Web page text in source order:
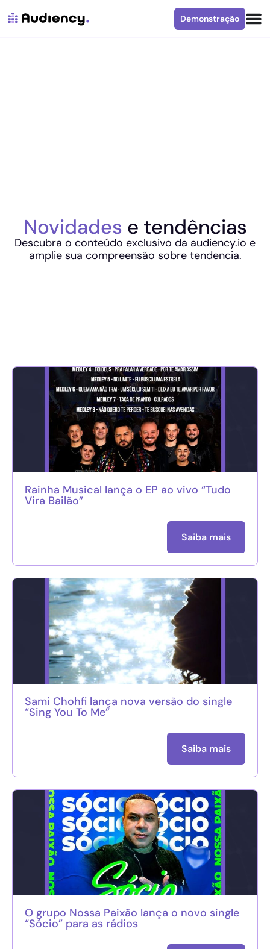
Demonstração
Novidades e tendências
Descubra o conteúdo exclusivo da audiency.io e
amplie sua compreensão sobre tendencia.
Rainha Musical lança o EP ao vivo “Tudo
Vira Bailão”
Saiba mais
Sami Chohfi lança nova versão do single
“Sing You To Me”
Saiba mais
O grupo Nossa Paixão lança o novo single
“Sócio” para as rádios